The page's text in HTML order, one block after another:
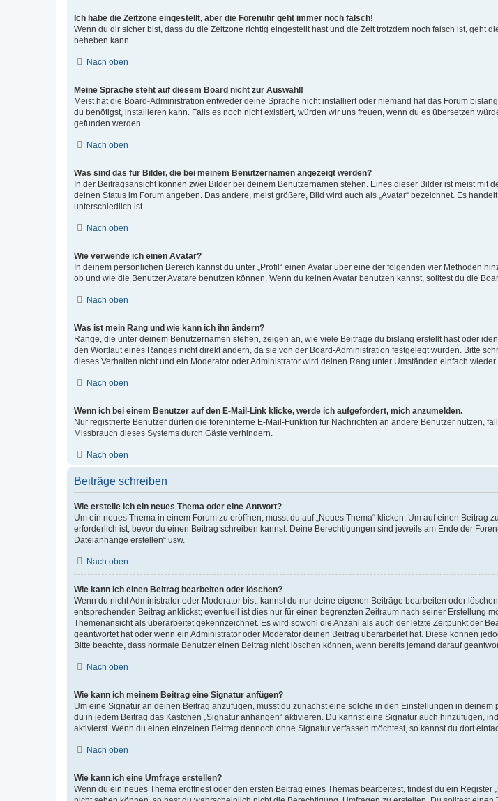
Ich habe die Zeitzone eingestellt, aber die Forenuhr geht immer noch falsch!
Wenn du dir sicher bist, dass du die Zeitzone richtig eingestellt hast und die Zeit trotzdem noch falsch ist, geht
beheben kann.
Nach oben
Meine Sprache steht auf diesem Board nicht zur Auswahl!
Meist hat die Board-Administration entweder deine Sprache nicht installiert oder niemand hat das Forum
du benötigst, installieren kann. Falls es noch nicht existiert, würden wir uns freuen, wenn du es übersetzen
gefunden werden.
Nach oben
Was sind das für Bilder, die bei meinem Benutzernamen angezeigt werden?
In der Beitragsansicht können zwei Bilder bei deinem Benutzernamen stehen. Eines dieser Bilder ist meist
deinen Status im Forum angeben. Das andere, meist größere, Bild wird auch als „Avatar“ bezeichnet. Es
unterschiedlich ist.
Nach oben
Wie verwende ich einen Avatar?
In deinem persönlichen Bereich kannst du unter „Profil“ einen Avatar über eine der folgenden vier Methoden
ob und wie die Benutzer Avatare benutzen können. Wenn du keinen Avatar benutzen kannst, solltest du die
Nach oben
Was ist mein Rang und wie kann ich ihn ändern?
Ränge, die unter deinem Benutzernamen stehen, zeigen an, wie viele Beiträge du bislang erstellt hast oder
den Wortlaut eines Ranges nicht direkt ändern, da sie von der Board-Administration festgelegt wurden. Bitte
dieses Verhalten nicht und ein Moderator oder Administrator wird deinen Rang unter Umständen einfach wieder
Nach oben
Wenn ich bei einem Benutzer auf den E-Mail-Link klicke, werde ich aufgefordert, mich anzumelden.
Nur registrierte Benutzer dürfen die foreninterne E-Mail-Funktion für Nachrichten an andere Benutzer nutzen,
Missbrauch dieses Systems durch Gäste verhindern.
Nach oben
Beiträge schreiben
Wie erstelle ich ein neues Thema oder eine Antwort?
Um ein neues Thema in einem Forum zu eröffnen, musst du auf „Neues Thema“ klicken. Um auf einen Beitrag
erforderlich ist, bevor du einen Beitrag schreiben kannst. Deine Berechtigungen sind jeweils am Ende der
Dateianhänge erstellen“ usw.
Nach oben
Wie kann ich einen Beitrag bearbeiten oder löschen?
Wenn du nicht Administrator oder Moderator bist, kannst du nur deine eigenen Beiträge bearbeiten oder
entsprechenden Beitrag anklickst; eventuell ist dies nur für einen begrenzten Zeitraum nach seiner Erstellung
Themenansicht als überarbeitet gekennzeichnet. Es wird sowohl die Anzahl als auch der letzte Zeitpunkt der
geantwortet hat oder wenn ein Administrator oder Moderator deinen Beitrag überarbeitet hat. Diese können
Bitte beachte, dass normale Benutzer einen Beitrag nicht löschen können, wenn bereits jemand darauf
Nach oben
Wie kann ich meinem Beitrag eine Signatur anfügen?
Um eine Signatur an deinen Beitrag anzufügen, musst du zunächst eine solche in den Einstellungen in
du in jedem Beitrag das Kästchen „Signatur anhängen“ aktivieren. Du kannst eine Signatur auch hinzufügen,
aktivierst. Wenn du einen einzelnen Beitrag dennoch ohne Signatur verfassen möchtest, so kannst du dort
Nach oben
Wie kann ich eine Umfrage erstellen?
Wenn du ein neues Thema eröffnest oder den ersten Beitrag eines Themas bearbeitest, findest du ein